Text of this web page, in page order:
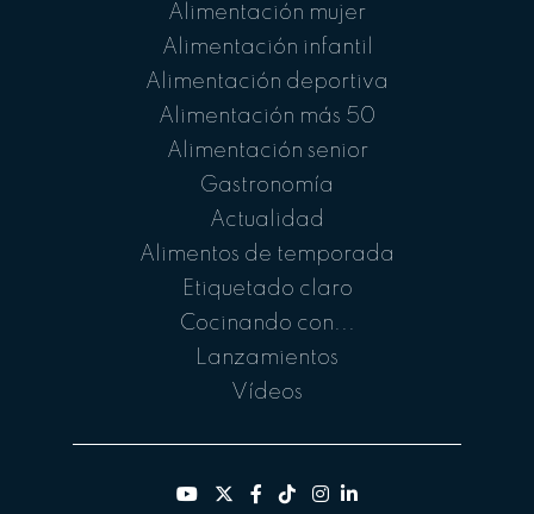
Alimentación mujer
Alimentación infantil
Alimentación deportiva
Alimentación más 50
Alimentación senior
Gastronomía
Actualidad
Alimentos de temporada
Etiquetado claro
Cocinando con...
Lanzamientos
Vídeos